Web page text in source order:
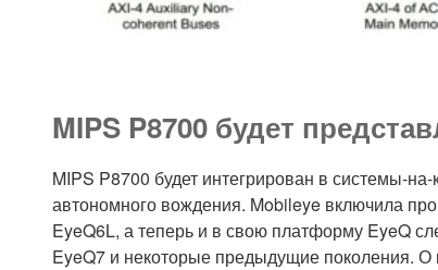
MIPS P8700 будет
MIPS P8700 будет интегрирован в системы-
автономного вождения. Mobileye включила
EyeQ6L, а теперь и в свою платформу EyeQ
EyeQ7 и некоторые предыдущие поколения. О